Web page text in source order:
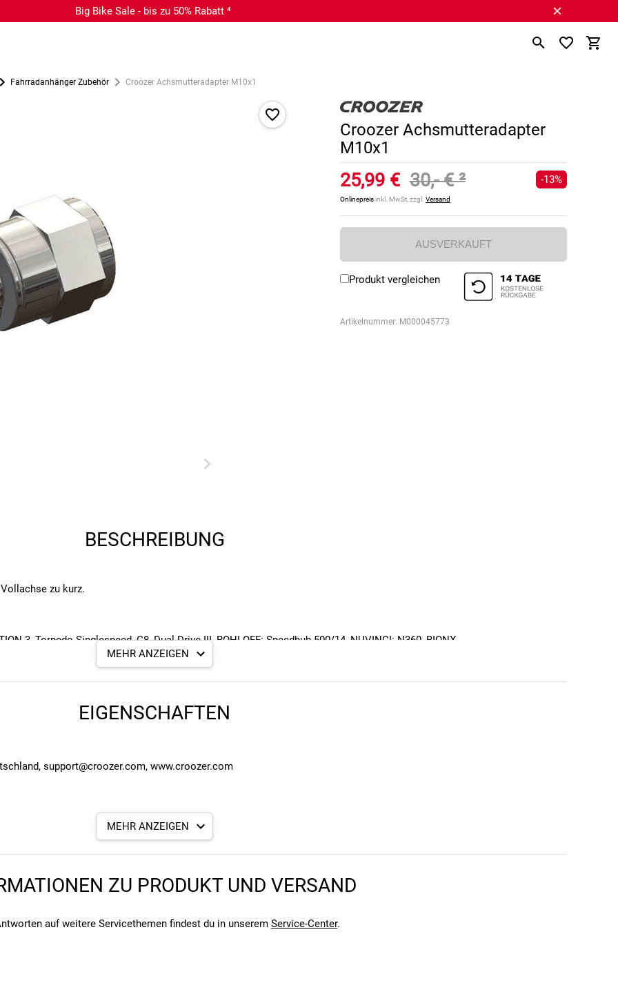
Big Bike Sale - bis zu 50% Rabatt ⁴
Fahrradanhänger Zubehör Croozer Achsmutteradapter M10x1
Croozer Achsmutteradapter
M10x1
25,99 € 30,- €²
Onlinepreisinkl. MwSt, zzgl.Versand
-13%
AUSVERKAUFT
Produkt vergleichen
Artikelnummer: M000045773
BESCHREIBUNG
zu kurz.
3, Torpedo Singlespeed, G8, Dual Drive III, ROHLOFF: Speedhub 500/14, NUVINCI: N360, BIONX
MEHR ANZEIGEN
EIGENSCHAFTEN
support@croozer.com, www.croozer.com
und den verbauten Komponenten bei Fahrrädern kommen kann. Einen Fehler gefunden?
MEHR ANZEIGEN
ZU PRODUKT UND VERSAND
auf weitere Servicethemen findest du in unserem Service-Center.